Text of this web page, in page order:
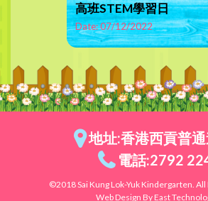
高班STEM學習日
Date: 07/12/2022
地址:香港西貢普
電話:2792
©2018 Sai Kung Lok-Yuk Kindergarten. All
Web Design By East